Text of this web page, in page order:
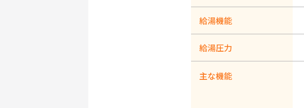
給湯機能
給湯圧力
主な機能